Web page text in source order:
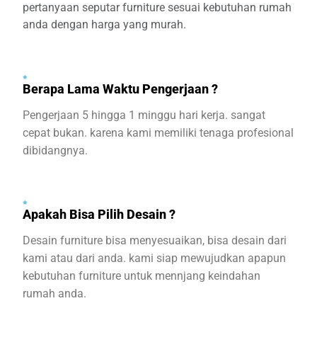
pertanyaan seputar furniture sesuai kebutuhan rumah
anda dengan harga yang murah.
Berapa Lama Waktu Pengerjaan ?
Pengerjaan 5 hingga 1 minggu hari kerja. sangat
cepat bukan. karena kami memiliki tenaga profesional
dibidangnya.
Apakah Bisa Pilih Desain ?
Desain furniture bisa menyesuaikan, bisa desain dari
kami atau dari anda. kami siap mewujudkan apapun
kebutuhan furniture untuk mennjang keindahan
rumah anda.